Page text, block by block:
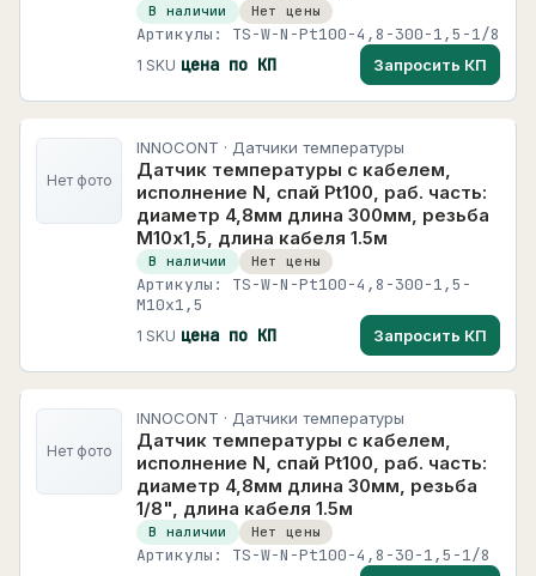
В наличии Нет цены
Артикулы: TS-W-N-Pt100-4,8-300-1,5-1/8
1 SKU цена по КП Запросить КП
Нет фото
INNOCONT · Датчики температуры
Датчик температуры с кабелем,
исполнение N, спай Pt100, раб. часть:
диаметр 4,8мм длина 300мм, резьба
М10х1,5, длина кабеля 1.5м
В наличии Нет цены
Артикулы: TS-W-N-Pt100-4,8-300-1,5-
M10x1,5
1 SKU цена по КП Запросить КП
Нет фото
INNOCONT · Датчики температуры
Датчик температуры с кабелем,
исполнение N, спай Pt100, раб. часть:
диаметр 4,8мм длина 30мм, резьба
1/8", длина кабеля 1.5м
В наличии Нет цены
Артикулы: TS-W-N-Pt100-4,8-30-1,5-1/8